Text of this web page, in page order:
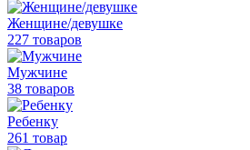
Женщине/девушке
227 товаров
Мужчине
38 товаров
Ребенку
261 товар